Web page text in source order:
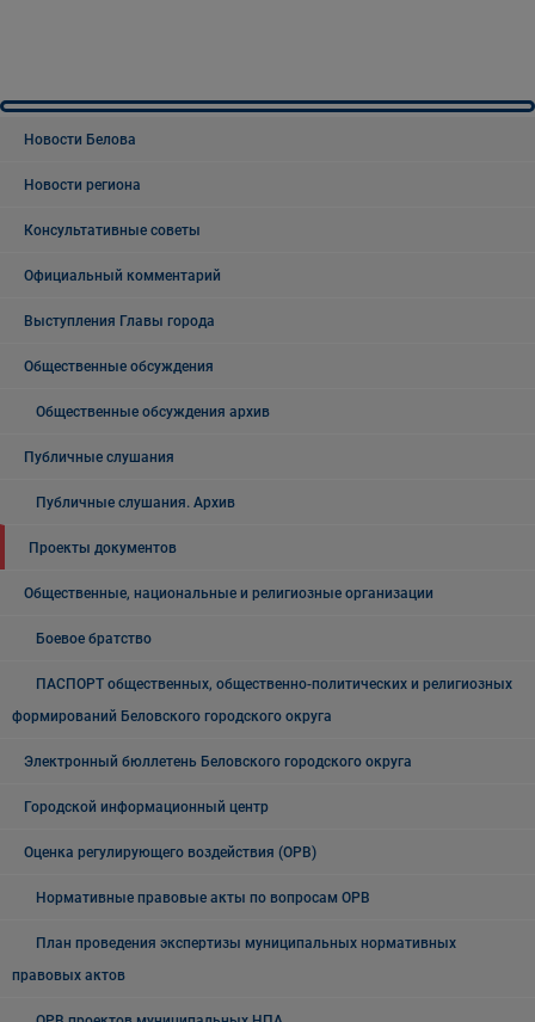
Новости Белова
Новости региона
Консультативные советы
Официальный комментарий
Выступления Главы города
Общественные обсуждения
Общественные обсуждения архив
Публичные слушания
Публичные слушания. Архив
Проекты документов
Общественные, национальные и религиозные организации
Боевое братство
ПАСПОРТ общественных, общественно-политических и религиозных
формирований Беловского городского округа
Электронный бюллетень Беловского городского округа
Городской информационный центр
Оценка регулирующего воздействия (ОРВ)
Нормативные правовые акты по вопросам ОРВ
План проведения экспертизы муниципальных нормативных
правовых актов